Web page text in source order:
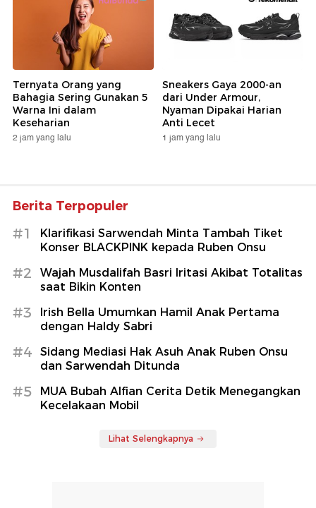
Ternyata Orang yang
Bahagia Sering Gunakan 5
Warna Ini dalam
Keseharian
2 jam yang lalu
Sneakers Gaya 2000-an
dari Under Armour,
Nyaman Dipakai Harian
Anti Lecet
1 jam yang lalu
Berita Terpopuler
#1
Klarifikasi Sarwendah Minta Tambah Tiket
Konser BLACKPINK kepada Ruben Onsu
#2
Wajah Musdalifah Basri Iritasi Akibat Totalitas
saat Bikin Konten
#3
Irish Bella Umumkan Hamil Anak Pertama
dengan Haldy Sabri
#4
Sidang Mediasi Hak Asuh Anak Ruben Onsu
dan Sarwendah Ditunda
#5
MUA Bubah Alfian Cerita Detik Menegangkan
Kecelakaan Mobil
Lihat Selengkapnya